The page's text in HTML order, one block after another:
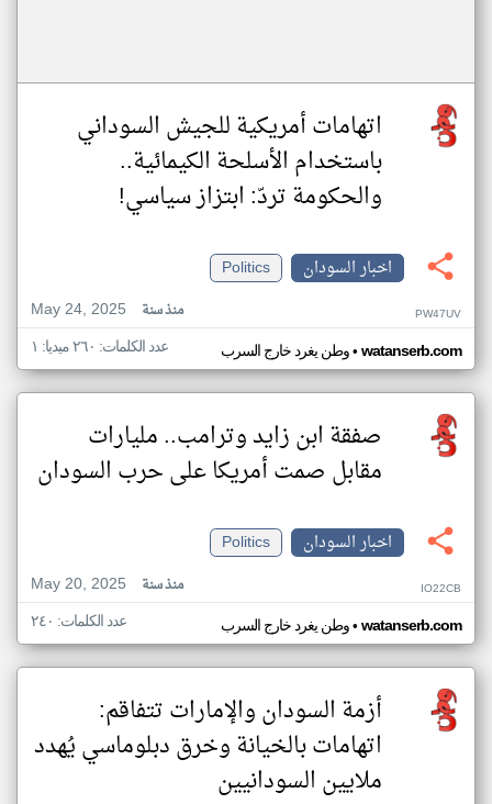
اتهامات أمريكية للجيش السوداني
باستخدام الأسلحة الكيمائية..
والحكومة تردّ: ابتزاز سياسي!
اخبار السودان
Politics
May 24, 2025
منذ سنة PW47UV
وطن يغرد خارج السرب• watanserb.com عدد الكلمات: ٢٦٠ ميديا: ١
صفقة ابن زايد وترامب.. مليارات
مقابل صمت أمريكا على حرب السودان
اخبار السودان
Politics
May 20, 2025
منذ سنة IO22CB
وطن يغرد خارج السرب• watanserb.com عدد الكلمات: ٢٤٠
أزمة السودان والإمارات تتفاقم:
اتهامات بالخيانة وخرق دبلوماسي يُهدد
ملايين السودانيين